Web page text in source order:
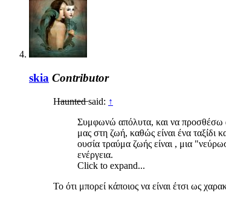
skia Contributor
H̶a̶u̶n̶t̶e̶d̶ said: ↑
Συμφωνώ απόλυτα, και να προσθέσω αν
μας στη ζωή, καθώς είναι ένα ταξίδι
ουσία τραύμα ζωής είναι , μια
ενέργεια.
Click to expand...
Το ότι μπορεί κάποιος να είναι έτσι ως